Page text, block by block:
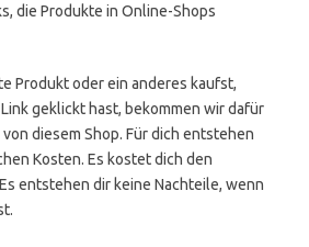
die Produkte in Online-Shops
Produkt oder ein anderes kaufst,
geklickt hast, bekommen wir dafür
diesem Shop. Für dich entstehen
Kosten. Es kostet dich den
entstehen dir keine Nachteile, wenn